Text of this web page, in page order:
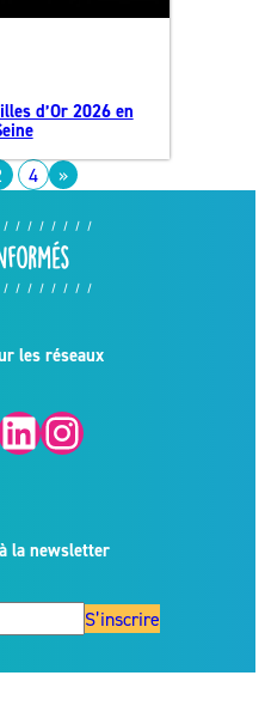
d’Or 2026 en
4 »
les réseaux
Instagram
la newsletter
S’inscrire